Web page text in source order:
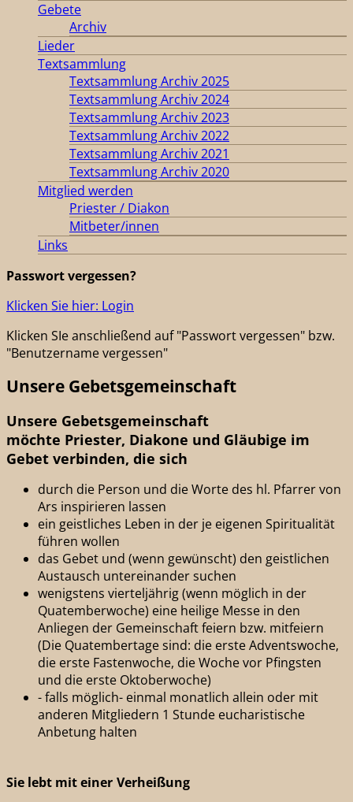
Gebete
Archiv
Lieder
Textsammlung
Textsammlung Archiv 2025
Textsammlung Archiv 2024
Textsammlung Archiv 2023
Textsammlung Archiv 2022
Textsammlung Archiv 2021
Textsammlung Archiv 2020
Mitglied werden
Priester / Diakon
Mitbeter/innen
Links
Passwort vergessen?
Klicken Sie hier: Login
Klicken SIe anschließend auf "Passwort vergessen" bzw.
"Benutzername vergessen"
Unsere Gebetsgemeinschaft
Unsere Gebetsgemeinschaft
möchte Priester, Diakone und Gläubige im
Gebet verbinden, die sich
durch die Person und die Worte des hl. Pfarrer von
Ars inspirieren lassen
ein geistliches Leben in der je eigenen Spiritualität
führen wollen
das Gebet und (wenn gewünscht) den geistlichen
Austausch untereinander suchen
wenigstens vierteljährig (wenn möglich in der
Quatemberwoche) eine heilige Messe in den
Anliegen der Gemeinschaft feiern bzw. mitfeiern
(Die Quatembertage sind: die erste Adventswoche,
die erste Fastenwoche, die Woche vor Pfingsten
und die erste Oktoberwoche)
- falls möglich- einmal monatlich allein oder mit
anderen Mitgliedern 1 Stunde eucharistische
Anbetung halten
Sie lebt mit einer Verheißung